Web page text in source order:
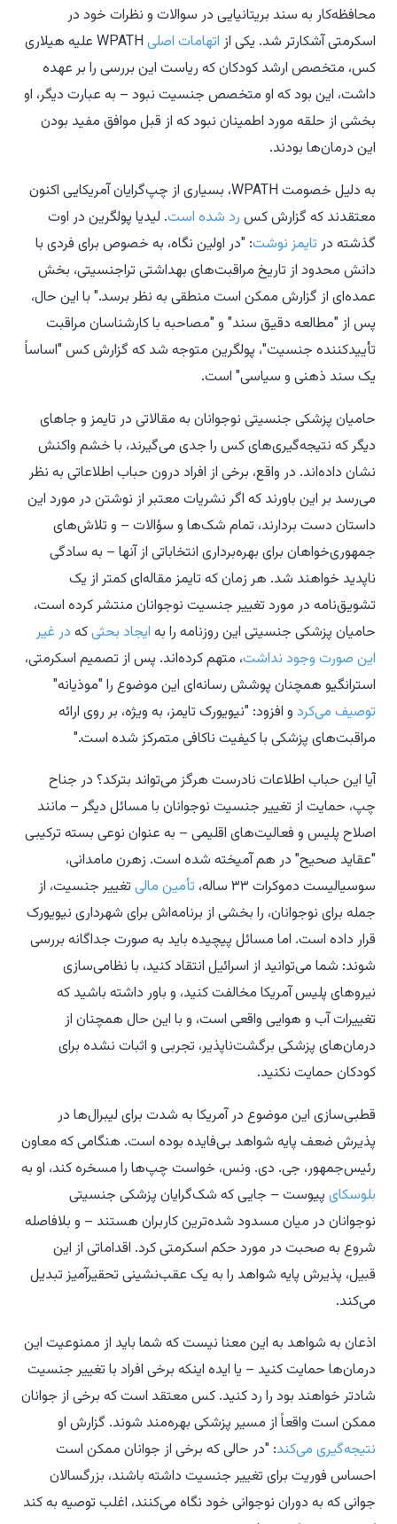
محافظه‌کار به سند بریتانیایی در سوالات و نظرات خود در
اسکرمتیآشکارتر شد. یکی از اتهامات اصلی
WPATH علیه هیلاری
کس، متخصص ارشد کودکان که ریاست این بررسی را بر عهده
داشت، این بود که او متخصص جنسیت نبود – به عبارت دیگر، او
بخشی از حلقه مورد اطمینان نبود که از قبل موافق مفید بودن
این درمان‌ها بودند.
به دلیل خصومت WPATH، بسیاری از چپ‌گرایان آمریکایی اکنون
معتقدند که گزارش کس رد شده است. لیدیا پولگرین در اوت
گذشته در تایمز نوشت: "در اولین نگاه، به خصوص برای فردی با
دانش محدود از تاریخ مراقبت‌های بهداشتی تراجنسیتی، بخش
عمده‌ای از گزارش ممکن است منطقی به نظر برسد." با این حال،
پس از "مطالعه دقیق سند" و "مصاحبه با کارشناسان مراقبت
تأییدکننده جنسیت"، پولگرین متوجه شد که گزارش کس "اساساً
یک سند ذهنی و سیاسی" است.
حامیان پزشکی جنسیتی نوجوانان به مقالاتی در تایمز و جاهای
دیگر که نتیجه‌گیری‌های کس را جدی می‌گیرند، با خشم واکنش
نشان داده‌اند. در واقع، برخی از افراد درون حباب اطلاعاتی به نظر
می‌رسد بر این باورند که اگر نشریات معتبر از نوشتن در مورد این
داستان دست بردارند، تمام شک‌ها و سؤالات – و تلاش‌های
جمهوری‌خواهان برای بهره‌برداری انتخاباتی از آنها – به سادگی
ناپدید خواهند شد. هر زمان که تایمز مقاله‌ای کمتر از یک
تشویق‌نامه در مورد تغییر جنسیت نوجوانان منتشر کرده است،
حامیان پزشکی جنسیتی این روزنامه را به ایجاد بحثیکه در غیر
این صورت وجود نداشت، متهم کرده‌اند. پس از تصمیم اسکرمتی،
استرانگیو همچنان پوشش رسانه‌ای این موضوع را "موذیانه"
توصیف می‌کرد و افزود: "نیویورک تایمز، به ویژه، بر روی ارائه
مراقبت‌های پزشکی با کیفیت ناکافی متمرکز شده است."
آیا این حباب اطلاعات نادرست هرگز می‌تواند بترکد؟ در جناح
چپ، حمایت از تغییر جنسیت نوجوانان با مسائل دیگر – مانند
اصلاح پلیس و فعالیت‌های اقلیمی – به عنوان نوعی بسته ترکیبی
"عقاید صحیح" در هم آمیخته شده است. زهرن مامدانی،
سوسیالیست دموکرات ۳۳ ساله،
تأمین مالی تغییر جنسیت، از
جمله برای نوجوانان، را بخشی از برنامه‌اش برای شهرداری نیویورک
قرار داده است. اما مسائل پیچیده باید به صورت جداگانه بررسی
شوند: شما می‌توانید از اسرائیل انتقاد کنید، با نظامی‌سازی
نیروهای پلیس آمریکا مخالفت کنید، و باور داشته باشید که
تغییرات آب و هوایی واقعی است، و با این حال همچنان از
درمان‌های پزشکی برگشت‌ناپذیر، تجربی و اثبات نشده برای
کودکان حمایت نکنید.
قطبی‌سازی این موضوع در آمریکا به شدت برای لیبرال‌ها در
پذیرش ضعف پایه شواهد بی‌فایده بوده است. هنگامی که معاون
رئیس‌جمهور، جی. دی. ونس، خواست چپ‌ها را مسخره کند، او به
بلوسکای پیوست – جایی که شک‌گرایان پزشکی جنسیتی
نوجوانان در میان مسدود شده‌ترین کاربران هستند – و بلافاصله
شروع به صحبت در مورد حکم اسکرمتیکرد. اقداماتی از این
قبیل، پذیرش پایه شواهد را به یک عقب‌نشینی تحقیرآمیز تبدیل
می‌کند.
اذعان به شواهد به این معنا نیست که شما باید از ممنوعیت این
درمان‌ها حمایت کنید – یا ایده اینکه برخی افراد با تغییر جنسیت
شادتر خواهند بود را رد کنید. کس معتقد است که برخی از جوانان
ممکن است واقعاً از مسیر پزشکی بهره‌مند شوند. گزارش او
نتیجه‌گیری می‌کند: "در حالی که برخی از جوانان ممکن است
احساس فوریت برای تغییر جنسیت داشته باشند، بزرگسالان
جوانی که به دوران نوجوانی خود نگاه می‌کنند، اغلب توصیه به کند